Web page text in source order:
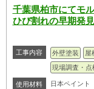
千葉県柏市にてモ
ひび割れの早期発
工事内容 外壁塗装
屋
現場調査・点
使用材料
日本ペイン